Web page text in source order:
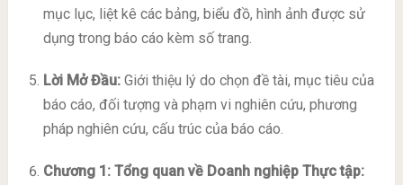
mục lục, liệt kê các bảng, biểu đồ, hình ảnh được sử
dụng trong báo cáo kèm số trang.
Lời Mở Đầu:Giới thiệu lý do chọn đề tài, mục tiêu của
báo cáo, đối tượng và phạm vi nghiên cứu, phương
pháp nghiên cứu, cấu trúc của báo cáo.
Chương 1: Tổng quan về Doanh nghiệp Thực tập: